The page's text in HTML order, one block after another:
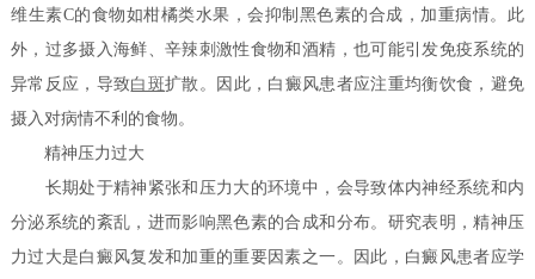
维生素C的食物如柑橘类水果，会抑制黑色素的合成，加重病情。此
外，过多摄入海鲜、辛辣刺激性食物和酒精，也可能引发免疫系统的
异常反应，导致白斑扩散。因此，白癜风患者应注重均衡饮食，避免
摄入对病情不利的食物。
精神压力过大
长期处于精神紧张和压力大的环境中，会导致体内神经系统和内
分泌系统的紊乱，进而影响黑色素的合成和分布。研究表明，精神压
力过大是白癜风复发和加重的重要因素之一。因此，白癜风患者应学